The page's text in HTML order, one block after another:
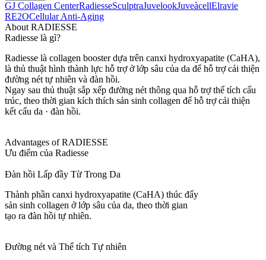
GJ Collagen CenterRadiesseSculptraJuvelookJuveàcellElravie
RE2OCellular Anti-Aging
About RADIESSE
Radiesse là gì?
Radiesse là collagen booster dựa trên canxi hydroxyapatite (CaHA),
là thủ thuật hình thành lực hỗ trợ ở lớp sâu của da để hỗ trợ cải thiện
đường nét tự nhiên và đàn hồi.
Ngay sau thủ thuật sắp xếp đường nét thông qua hỗ trợ thể tích cấu
trúc, theo thời gian kích thích sản sinh collagen để hỗ trợ cải thiện
kết cấu da · đàn hồi.
Advantages of RADIESSE
Ưu điểm của Radiesse
Đàn hồi Lấp đầy Từ Trong Da
Thành phần canxi hydroxyapatite (CaHA) thúc đẩy
sản sinh collagen ở lớp sâu của da, theo thời gian
tạo ra đàn hồi tự nhiên.
Đường nét và Thể tích Tự nhiên